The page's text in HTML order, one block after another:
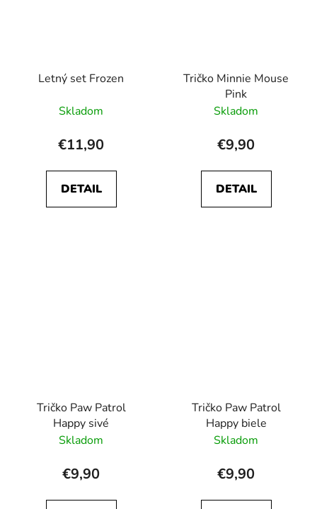
Letný set Frozen
Skladom
€11,90
DETAIL
Tričko Minnie Mouse
Pink
Skladom
€9,90
DETAIL
Tričko Paw Patrol
Happy sivé
Skladom
€9,90
Tričko Paw Patrol
Happy biele
Skladom
€9,90